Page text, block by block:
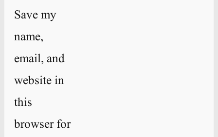
Save my
name,
email, and
website in
this
browser for